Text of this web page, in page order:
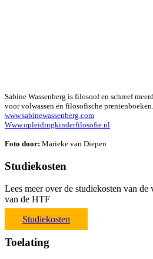
Sabine Wassenberg is filosoof en schreef
voor volwassen en filosofische prentenboeken.
www.sabinewassenberg.com
Www.opleidingkinderfilosofie.nl
Foto door: Marieke van Diepen
Studiekosten
Lees meer over de studiekosten van
van de HTF
Studiekosten
Toelating